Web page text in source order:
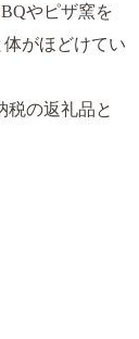
やピザ窯を
がほどけてい
税の返礼品と